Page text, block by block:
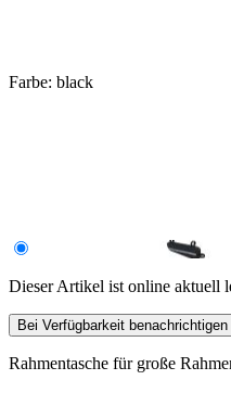
Farbe: black
Dieser Artikel ist online aktuell
Bei Verfügbarkeit benachrichtigen
Rahmentasche für große